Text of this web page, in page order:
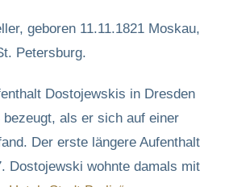
geboren 11.11.1821 Moskau,
Petersburg.
Dostojewskis in Dresden
als er sich auf einer
Der erste längere Aufenthalt
Dostojewski wohnte damals mit